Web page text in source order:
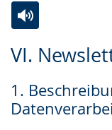
VI.
1.
Leichten
wechseln.
Audio-
Video
Deutscher